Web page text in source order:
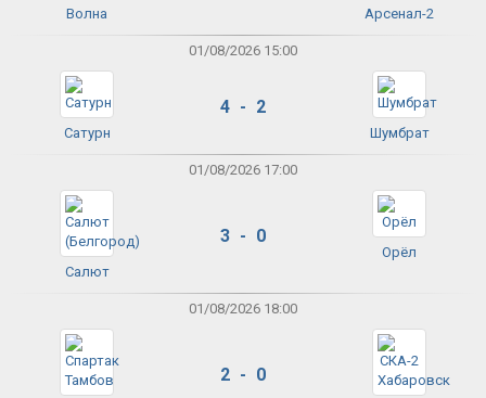
Волна Арсенал-2
01/08/2026 15:00
Сатурн
4 - 2
Шумбрат
01/08/2026 17:00
Салют
3 - 0
Орёл
01/08/2026 18:00
2 - 0